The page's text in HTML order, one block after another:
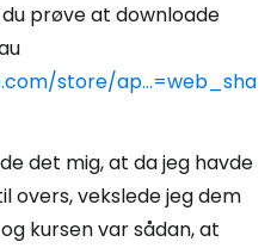
prøve at downloade
store/ap...=web_sha
det mig, at da jeg havde
overs, vekslede jeg dem
kursen var sådan, at